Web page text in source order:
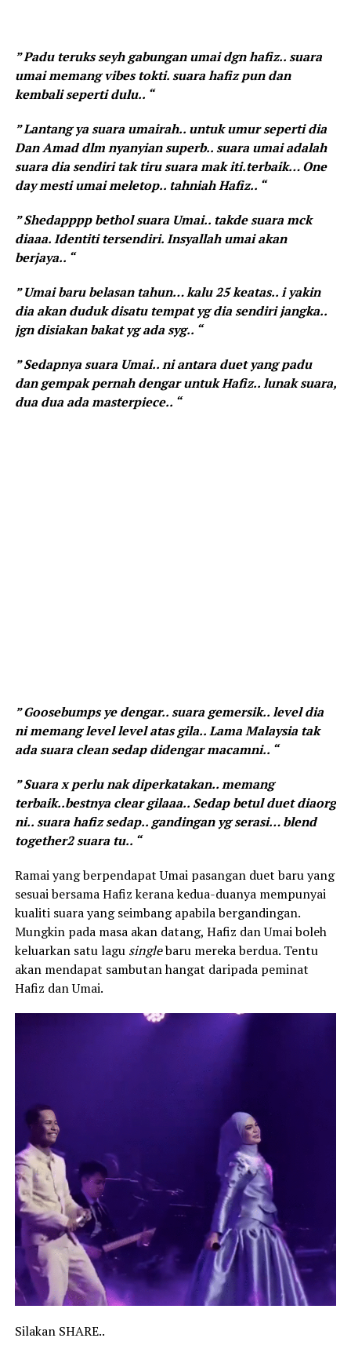
” Padu teruks seyh gabungan umai dgn hafiz.. suara
umai memang vibes tokti. suara hafiz pun dan
kembali seperti dulu.. “
” Lantang ya suara umairah.. untuk umur seperti dia
Dan Amad dlm nyanyian superb.. suara umai adalah
suara dia sendiri tak tiru suara mak iti.terbaik… One
day mesti umai meletop.. tahniah Hafiz.. “
” Shedapppp bethol suara Umai.. takde suara mck
diaaa. Identiti tersendiri. Insyallah umai akan
berjaya.. “
” Umai baru belasan tahun… kalu 25 keatas.. i yakin
dia akan duduk disatu tempat yg dia sendiri jangka..
jgn disiakan bakat yg ada syg.. “
” Sedapnya suara Umai.. ni antara duet yang padu
dan gempak pernah dengar untuk Hafiz.. lunak suara,
dua dua ada masterpiece.. “
” Goosebumps ye dengar.. suara gemersik.. level dia
ni memang level level atas gila.. Lama Malaysia tak
ada suara clean sedap didengar macamni.. “
” Suara x perlu nak diperkatakan.. memang
terbaik..bestnya clear gilaaa.. Sedap betul duet diaorg
ni.. suara hafiz sedap.. gandingan yg serasi… blend
together2 suara tu.. “
Ramai yang berpendapat Umai pasangan duet baru yang
sesuai bersama Hafiz kerana kedua-duanya mempunyai
kualiti suara yang seimbang apabila bergandingan.
Mungkin pada masa akan datang, Hafiz dan Umai boleh
keluarkan satu lagu singlebaru mereka berdua. Tentu
akan mendapat sambutan hangat daripada peminat
Hafiz dan Umai.
Silakan SHARE..